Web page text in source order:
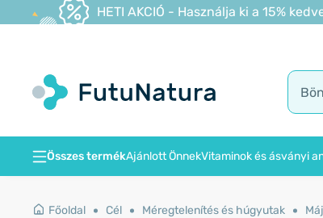
HETI AKCIÓ - Használja ki a 15%
Összes termékAjánlott ÖnnekVitaminok és ásványi
Főoldal Cél Méregtelenítés és húgyutak Máj